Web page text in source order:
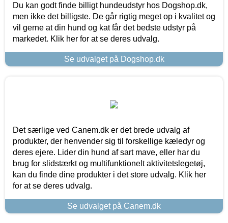
Du kan godt finde billigt hundeudstyr hos Dogshop.dk,
men ikke det billigste. De går rigtig meget op i kvalitet og
vil gerne at din hund og kat får det bedste udstyr på
markedet. Klik her for at se deres udvalg.
Se udvalget på Dogshop.dk
Det særlige ved Canem.dk er det brede udvalg af
produkter, der henvender sig til forskellige kæledyr og
deres ejere. Lider din hund af sart mave, eller har du
brug for slidstærkt og multifunktionelt aktivitetslegetøj,
kan du finde dine produkter i det store udvalg. Klik her
for at se deres udvalg.
Se udvalget på Canem.dk